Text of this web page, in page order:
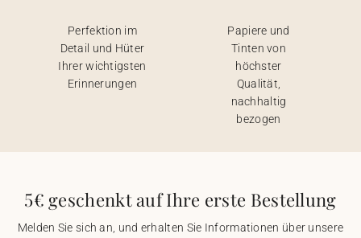
Perfektion im
Detail und Hüter
Ihrer wichtigsten
Erinnerungen
Papiere und
Tinten von
höchster
Qualität,
nachhaltig
bezogen
5€ geschenkt auf Ihre erste Bestellung
Melden Sie sich an, und erhalten Sie Informationen über unsere